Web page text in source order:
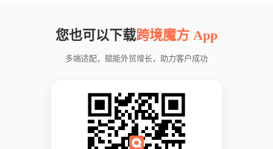
您也可以下载跨境魔方 App
多端适配，赋能外贸增长，助力客户成功